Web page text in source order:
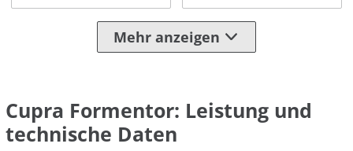
Mehr anzeigen
Cupra Formentor: Leistung und
technische Daten